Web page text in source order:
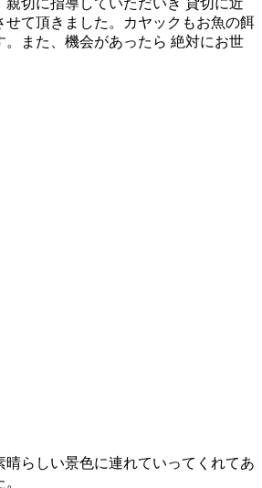
せて頂きました。カヤックもお魚の餌
。また、機会があったら 絶対にお世
晴らしい景色に連れていってくれてあ